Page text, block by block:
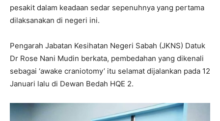
pesakit dalam keadaan sedar sepenuhnya yang pertama
dilaksanakan di negeri ini.
Pengarah Jabatan Kesihatan Negeri Sabah (JKNS) Datuk
Dr Rose Nani Mudin berkata, pembedahan yang dikenali
sebagai ‘awake craniotomy’ itu selamat dijalankan pada 12
Januari lalu di Dewan Bedah HQE 2.